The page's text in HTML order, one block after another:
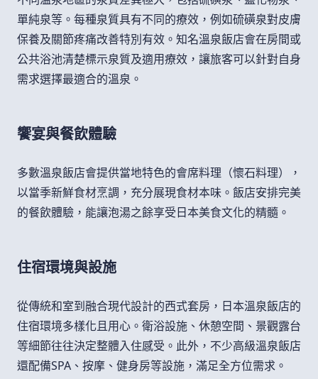
單純泉等。每種泉質具有不同的療效，例如硫磺泉對皮膚
保養及關節疼痛改善特別有效。知名溫泉飯店會在房間或
公共浴池清楚標示泉質及適用療效，讓旅客可以針對自身
需求選擇最適合的溫泉。
饗宴與餐飲體驗
多數溫泉飯店會提供當地特色的會席料理（懷石料理），
以當季新鮮食材烹調，充分展現食材本味。飯店安排完美
的餐飲體驗，能讓泡湯之餘享受日本美食文化的精髓。
住宿環境與設施
從傳統和室到融合現代設計的西式套房，日本溫泉飯店的
住宿環境多樣化且用心。衛浴設施、休憩空間、景觀露台
等細節往往決定整體入住感受。此外，不少高級溫泉飯店
還配備SPA、按摩、健身房等設施，滿足全方位需求。